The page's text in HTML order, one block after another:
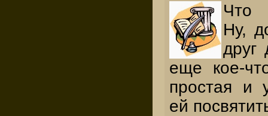
Что
Ну,
друг
еще кое-
простая и
ей